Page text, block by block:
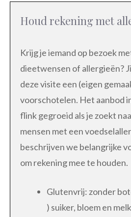
Houd rekening met
Krijg je iemand op bezoek
dieetwensen of allergieën?
deze visite een (eigen
voorschotelen. Het aanbod
flink gegroeid als je zoekt
mensen met een
beschrijven we belangrijke
om rekening mee te houden.
Glutenvrij: zonder
) suiker, bloem en